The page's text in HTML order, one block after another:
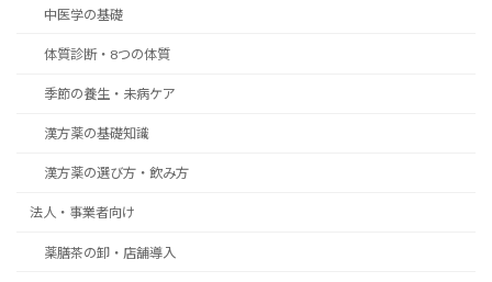
中医学の基礎
体質診断・8つの体質
季節の養生・未病ケア
漢方薬の基礎知識
漢方薬の選び方・飲み方
法人・事業者向け
薬膳茶の卸・店舗導入